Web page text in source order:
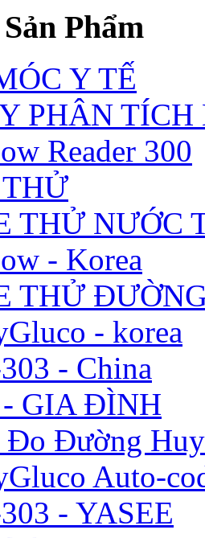
Phẩm
Y TẾ
PHÂN TÍCH
Reader 300
THỬ NƯỚC
- Korea
THỬ
- korea
- China
GIA ĐÌNH
Đo Đường
Auto-
- YASEE